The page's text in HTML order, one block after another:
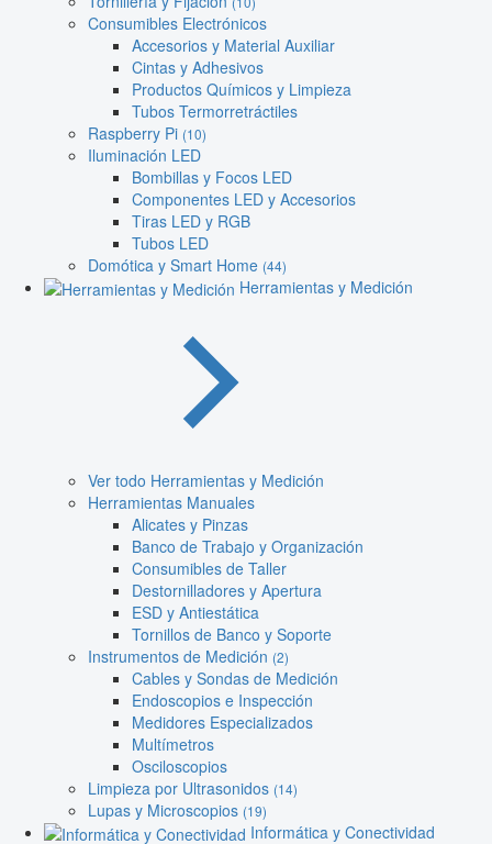
Consumibles Electrónicos
Accesorios y Material Auxiliar
Cintas y Adhesivos
Productos Químicos y Limpieza
Tubos Termorretráctiles
Raspberry Pi (10)
Iluminación LED
Bombillas y Focos LED
Componentes LED y Accesorios
Tiras LED y RGB
Tubos LED
Domótica y Smart Home (44)
Herramientas y Medición
Ver todo Herramientas y Medición
Herramientas Manuales
Alicates y Pinzas
Banco de Trabajo y Organización
Consumibles de Taller
Destornilladores y Apertura
ESD y Antiestática
Tornillos de Banco y Soporte
Instrumentos de Medición (2)
Cables y Sondas de Medición
Endoscopios e Inspección
Medidores Especializados
Multímetros
Osciloscopios
Limpieza por Ultrasonidos (14)
Lupas y Microscopios (19)
Informática y Conectividad